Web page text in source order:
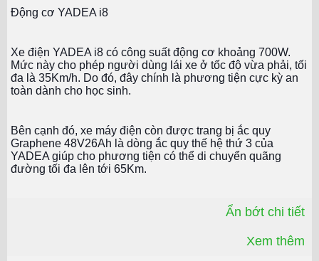
Động cơ YADEA i8
Xe điện YADEA i8 có công suất động cơ khoảng 700W.
Mức này cho phép người dùng lái xe ở tốc độ vừa phải, tối
đa là 35Km/h. Do đó, đây chính là phương tiện cực kỳ an
toàn dành cho học sinh.
Bên cạnh đó, xe máy điện còn được trang bị ắc quy
Graphene 48V26Ah là dòng ắc quy thế hệ thứ 3 của
YADEA giúp cho phương tiện có thể di chuyển quãng
đường tối đa lên tới 65Km.
Ẩn bớt chi tiết
Xem thêm